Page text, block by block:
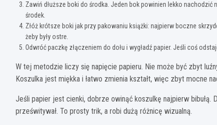
Zawiń dłuższe boki do środka. Jeden bok powinien lekko
środek.
Złóż krótsze boki jak przy pakowaniu książki: najpierw boczne
żeby były ostre.
Odwróć paczkę złączeniem do dołu i wygładź papier. Jeśli coś
W tej metodzie liczy się napięcie papieru. Nie może być zbyt
Koszulka jest miękka i łatwo zmienia kształt, więc zbyt mocne
Jeśli papier jest cienki, dobrze owinąć koszulkę najpierw bibułą.
prześwitywał. To prosty trik, a robi dużą różnicę wizualną.